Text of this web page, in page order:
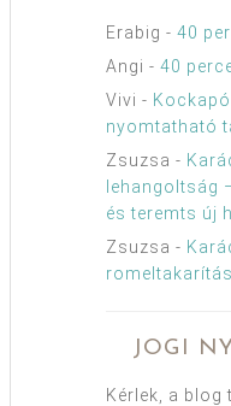
Erabig - 40
Angi - 40
Vivi -
nyomtatható
Zsuzsa -
lehangoltság
és teremts új
Zsuzsa -
romeltakarítás
JOGI
Kérlek, a